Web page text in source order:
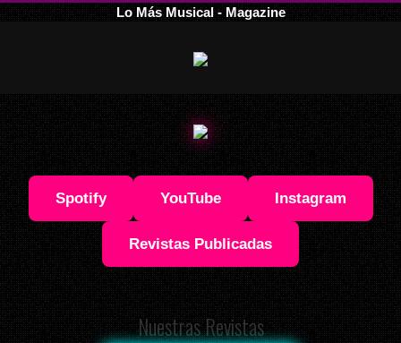
Lo Más Musical - Magazine
Spotify YouTube Instagram
Revistas Publicadas
Nuestras Revistas